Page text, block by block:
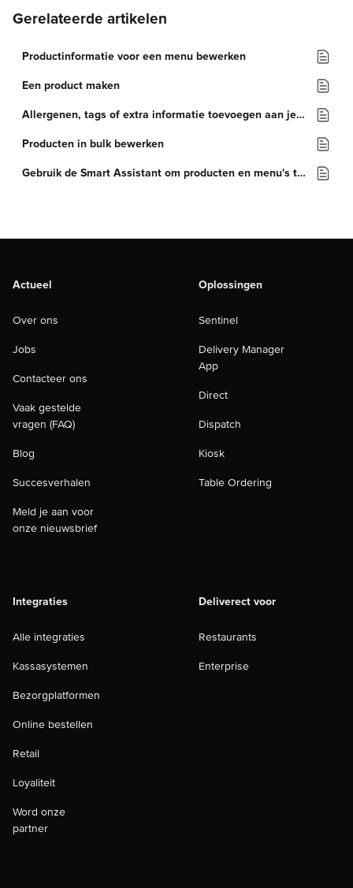
Gerelateerde artikelen
Productinformatie voor een menu bewerken
Een product maken
Allergenen, tags of extra informatie toevoegen aan je producten
Producten in bulk bewerken
Gebruik de Smart Assistant om producten en menu's te verbeteren
Actueel
Over ons
Jobs
Contacteer ons
Vaak gestelde
vragen (FAQ)
Blog
Succesverhalen
Meld je aan voor
onze nieuwsbrief
Oplossingen
Sentinel
Delivery Manager
App
Direct
Dispatch
Kiosk
Table Ordering
Integraties
Alle integraties
Kassasystemen
Bezorgplatformen
Online bestellen
Retail
Loyaliteit
Word onze
partner
Deliverect voor
Restaurants
Enterprise